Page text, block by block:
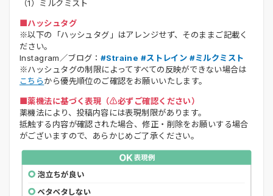
（1）ミルクミスト
■ハッシュタグ
※以下の「ハッシュタグ」はアレンジせず、そのままご記載く
ださい。
Instagram／ブログ： #Straine #ストレイン #ミルクミスト
※ハッシュタグの制限によってすべての反映ができない場合は
こちらから優先順位のご確認をお願いいたします。
■薬機法に基づく表現（⚠️必ずご確認ください）
薬機法により、投稿内容には表現制限があります。
抵触する内容が確認された場合、修正・削除をお願いする場合
がございますので、あらかじめご了承ください。